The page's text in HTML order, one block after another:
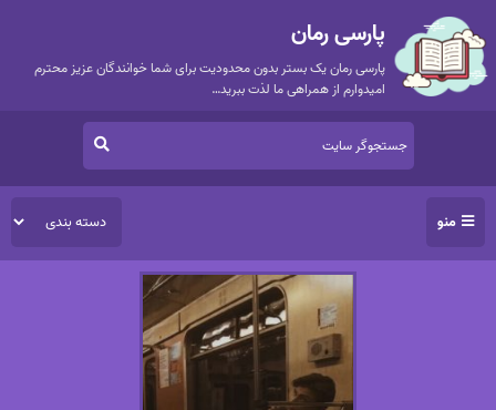
پارسی رمان
پارسی رمان یک بستر بدون محدودیت برای شما خوانندگان عزیز محترم
امیدوارم از همراهی ما لذت ببرید…
منو